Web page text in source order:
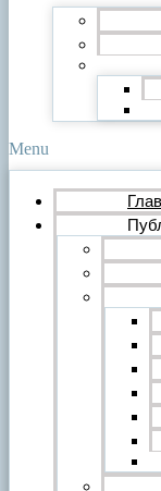
Menu
Видео
Музыка
Рок
Мастерская
Гражданинъ
Путь поэта
Все
О
О
О
О кино
О разном
Комментарии
Пользователи